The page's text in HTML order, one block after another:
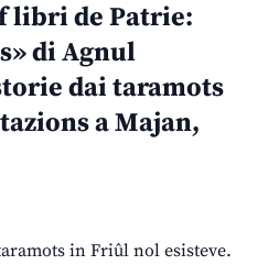
libri de Patrie:
di Agnul
dai taramots
a Majan,
in Friûl nol esisteve.